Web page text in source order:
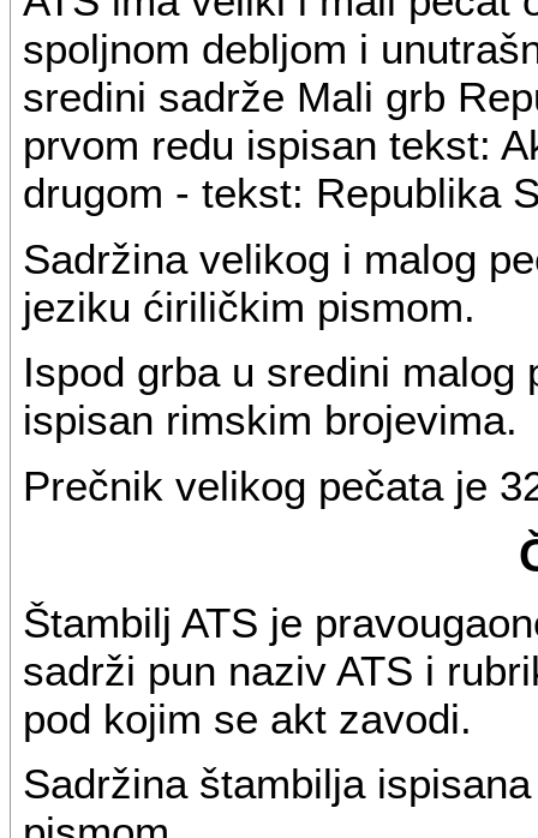
spoljnom debljom i
sredini sadrže Mali grb
prvom redu ispisan tekst:
drugom - tekst: Republika
Sadržina velikog i malog
jeziku ćiriličkim pismom.
Ispod grba u sredini
ispisan rimskim brojevima.
Prečnik velikog pečata je
Štambilj ATS je
sadrži pun naziv ATS i
pod kojim se akt zavodi.
Sadržina štambilja